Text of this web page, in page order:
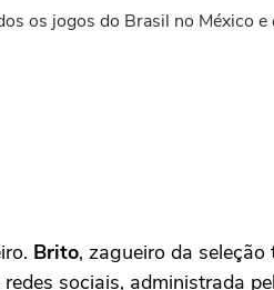
os jogos do Brasil no México
Brito, zagueiro da
sociais, administrada